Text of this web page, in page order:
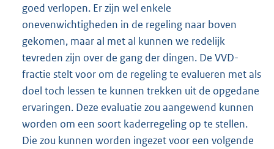
goed verlopen. Er zijn wel enkele
onevenwichtigheden in de regeling naar boven
gekomen, maar al met al kunnen we redelijk
tevreden zijn over de gang der dingen. De VVD-
fractie stelt voor om de regeling te evalueren met als
doel toch lessen te kunnen trekken uit de opgedane
ervaringen. Deze evaluatie zou aangewend kunnen
worden om een soort kaderregeling op te stellen.
Die zou kunnen worden ingezet voor een volgende